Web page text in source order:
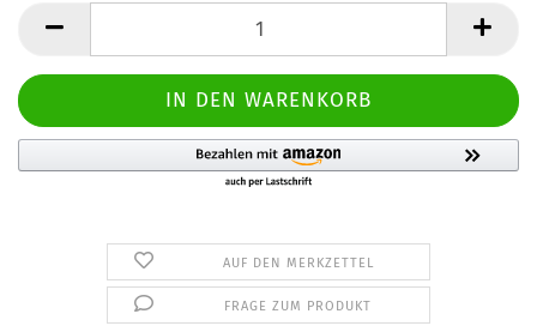
AUF DEN MERKZETTEL
FRAGE ZUM PRODUKT